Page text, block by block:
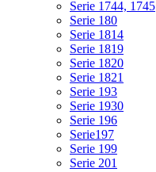
Serie 1744, 1745
Serie 180
Serie 1814
Serie 1819
Serie 1820
Serie 1821
Serie 193
Serie 1930
Serie 196
Serie197
Serie 199
Serie 201